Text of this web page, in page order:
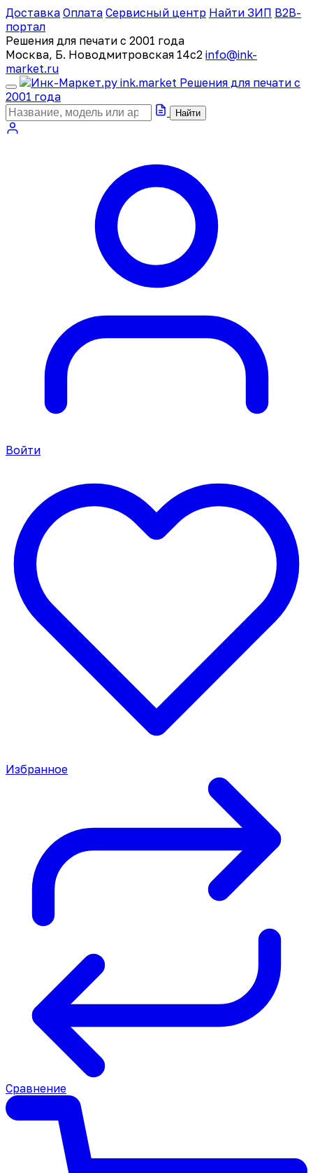
Доставка Оплата Сервисный центр Найти ЗИП B2B-
портал
Решения для печати с 2001 года
Москва, Б. Новодмитровская 14с2 info@ink-
market.ru
ink.market Решения для печати с
2001 года
Найти
Войти
Избранное
Сравнение